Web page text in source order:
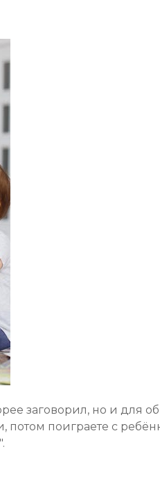
заговорил, но и для
потом поиграете с
".